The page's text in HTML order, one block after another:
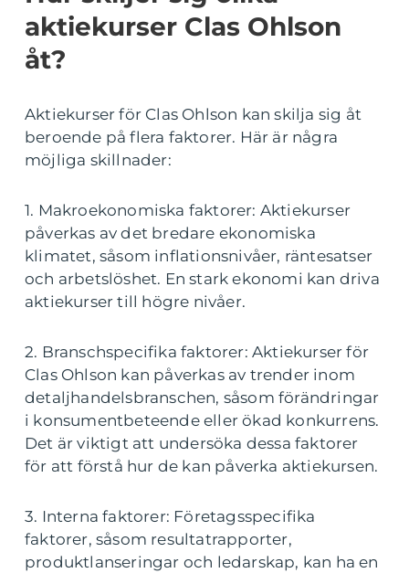
aktiekurser Clas Ohlson
åt?
Aktiekurser för Clas Ohlson kan skilja sig åt
beroende på flera faktorer. Här är några
möjliga skillnader:
1. Makroekonomiska faktorer: Aktiekurser
påverkas av det bredare ekonomiska
klimatet, såsom inflationsnivåer, räntesatser
och arbetslöshet. En stark ekonomi kan driva
aktiekurser till högre nivåer.
2. Branschspecifika faktorer: Aktiekurser för
Clas Ohlson kan påverkas av trender inom
detaljhandelsbranschen, såsom förändringar
i konsumentbeteende eller ökad konkurrens.
Det är viktigt att undersöka dessa faktorer
för att förstå hur de kan påverka aktiekursen.
3. Interna faktorer: Företagsspecifika
faktorer, såsom resultatrapporter,
produktlanseringar och ledarskap, kan ha en